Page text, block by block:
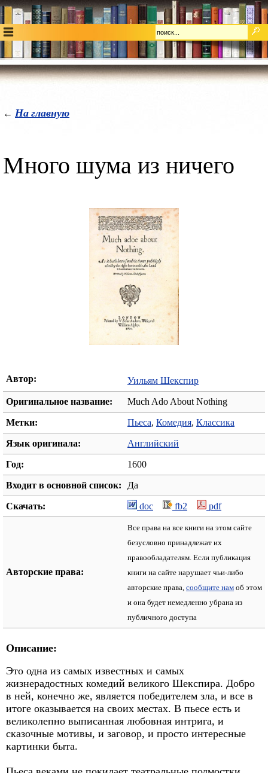
← На главную
Много шума из ничего
Автор: Уильям Шекспир
Оригинальное название: Much Ado About Nothing
Метки: Пьеса, Комедия, Классика
Язык оригинала: Английский
Год: 1600
Входит в основной список: Да
Скачать: doc fb2 pdf
Авторские права:
Все права на все книги на этом сайте
безусловно принадлежат их
правообладателям. Если публикация
книги на сайте нарушает чьи-либо
авторские права, сообщите нам об этом
и она будет немедленно убрана из
публичного доступа
Описание:
Это одна из самых известных и самых
жизнерадостных комедий великого Шекспира. Добро
в ней, конечно же, является победителем зла, и все в
итоге оказывается на своих местах. В пьесе есть и
великолепно выписанная любовная интрига, и
сказочные мотивы, и заговор, и просто интересные
картинки быта.